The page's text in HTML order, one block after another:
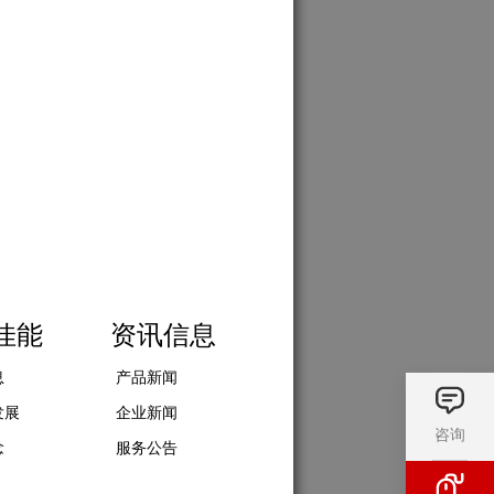
能 资讯信息
产品新闻
企业新闻
服务公告
咨询